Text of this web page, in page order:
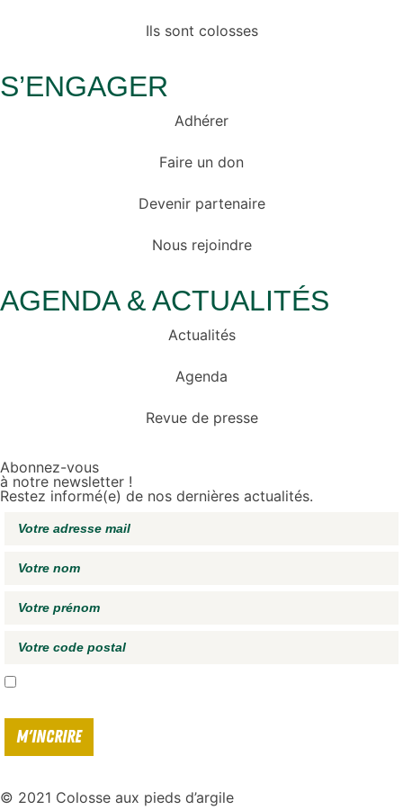
Ils sont colosses
S’ENGAGER
Adhérer
Faire un don
Devenir partenaire
Nous rejoindre
AGENDA & ACTUALITÉS
Actualités
Agenda
Revue de presse
Abonnez-vous
à notre newsletter !
Restez informé(e) de nos dernières actualités.
© 2021 Colosse aux pieds d’argile